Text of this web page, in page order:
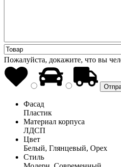
Пожалуйста, докажите, что вы
Фасад
Пластик
Материал корпуса
ЛДСП
Цвет
Белый, Глянцевый, Орех
Стиль